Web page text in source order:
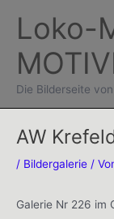
springen
Loko-
Die Bilderseite
AW
/ Bildergalerie /
Galerie Nr 226 im